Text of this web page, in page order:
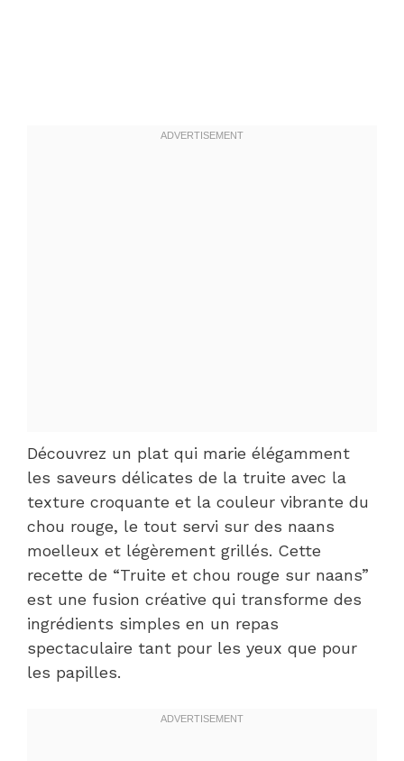
Découvrez un plat qui marie élégamment
les saveurs délicates de la truite avec la
texture croquante et la couleur vibrante du
chou rouge, le tout servi sur des naans
moelleux et légèrement grillés. Cette
recette de “Truite et chou rouge sur naans”
est une fusion créative qui transforme des
ingrédients simples en un repas
spectaculaire tant pour les yeux que pour
les papilles.